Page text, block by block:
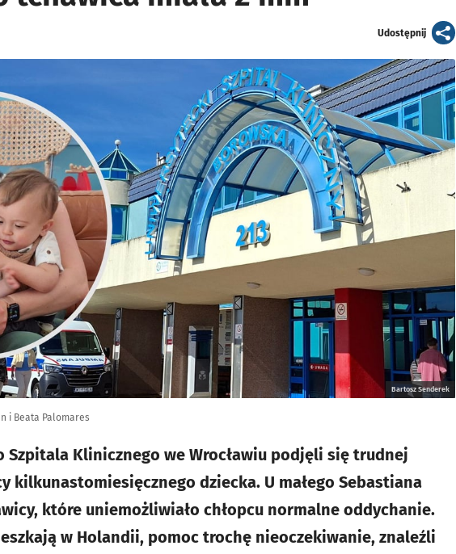
Udostępnijartykuł
Bartosz Senderek
i Beata Palomares
Klinicznego we Wrocławiu podjęli się trudnej
dziecka. U małego Sebastiana
które uniemożliwiało chłopcu normalne oddychanie.
w Holandii, pomoc trochę nieoczekiwanie, znaleźli